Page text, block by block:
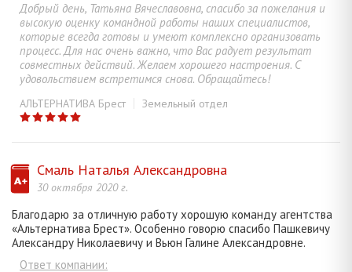
Добрый день, Татьяна Вячеславовна, спасибо за пожелания и
высокую оценку командной работы наших специалистов,
которые всегда готовы и умеют комплексно организовать
процесс. Для нас очень важно, что Вас радует результат
совместных действий. Желаем хорошего настроения. С
удовольствием встретимся снова. Обращайтесь!
АЛЬТЕРНАТИВА Брест Земельный отдел
Смаль Наталья Александровна
30 октября 2020 г.
Благодарю за отличную работу хорошую команду агентства
«Альтернатива Брест». Особенно говорю спасибо Пашкевичу
Александру Николаевичу и Вьюн Галине Александровне.
Ответ компании: